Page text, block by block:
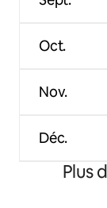
Oct.
Nov.
Déc.
Plus